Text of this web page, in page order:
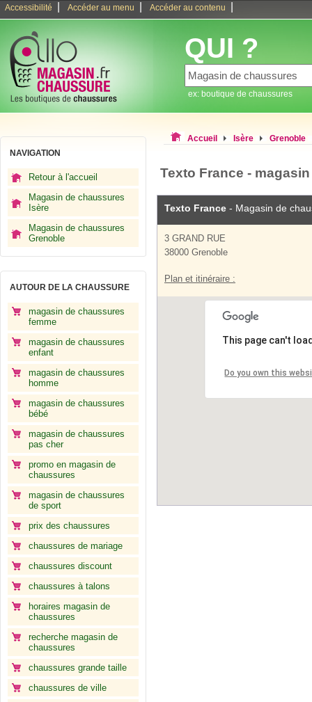
Accessibilité Accéder au menu Accéder au contenu
QUI ?
ex: boutique de chaussures
NAVIGATION
Retour à l'accueil
Magasin de chaussures
Isère
Magasin de chaussures
Grenoble
AUTOUR DE LA CHAUSSURE
magasin de chaussures
femme
magasin de chaussures
enfant
magasin de chaussures
homme
magasin de chaussures
bébé
magasin de chaussures
pas cher
promo en magasin de
chaussures
magasin de chaussures
de sport
prix des chaussures
chaussures de mariage
chaussures discount
chaussures à talons
horaires magasin de
chaussures
recherche magasin de
chaussures
chaussures grande taille
chaussures de ville
Accueil Isère Grenoble
Texto France -
Texto France - Magasin de
3 GRAND RUE
38000 Grenoble
Plan et itinéraire :
This page can't
Do you own this